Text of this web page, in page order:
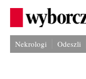
Nekrologi Odeszli